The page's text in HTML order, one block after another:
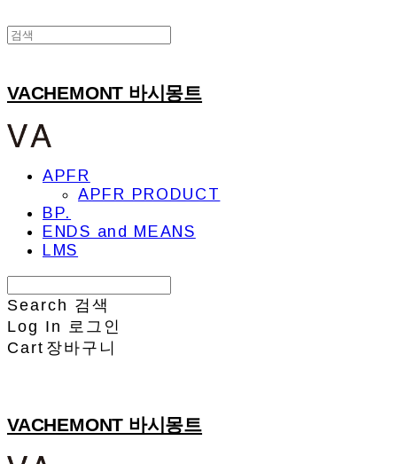
VACHEMONT 바시몽트
APFR
APFR PRODUCT
BP.
ENDS and MEANS
LMS
Search 검색
Log In 로그인
Cart 장바구니
VACHEMONT 바시몽트